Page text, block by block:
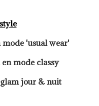
'usual wear'
mode classy
jour & nuit